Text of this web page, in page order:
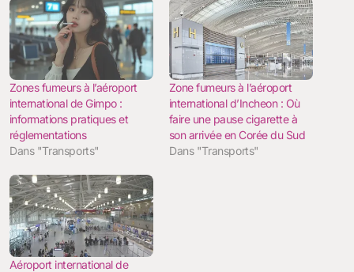
Zones fumeurs à l’aéroport
international de Gimpo :
informations pratiques et
réglementations
Dans "Transports"
Zone fumeurs à l’aéroport
international d’Incheon : Où
faire une pause cigarette à
son arrivée en Corée du Sud
Dans "Transports"
Aéroport international de